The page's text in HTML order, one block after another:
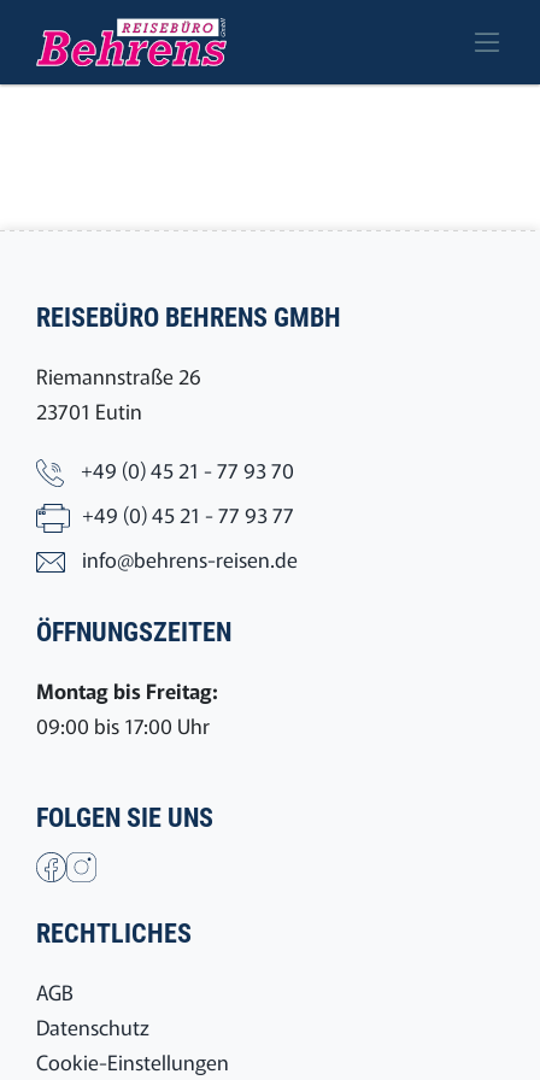
REISEBÜRO BEHRENS GMBH
Riemannstraße 26
23701 Eutin
+49 (0) 45 21 - 77 93 70
+49 (0) 45 21 - 77 93 77
info@behrens-reisen.de
ÖFFNUNGSZEITEN
Montag bis Freitag:
09:00 bis 17:00 Uhr
FOLGEN SIE UNS
RECHTLICHES
AGB
Datenschutz
Cookie-Einstellungen